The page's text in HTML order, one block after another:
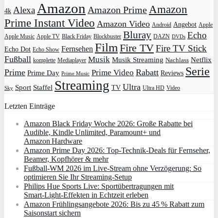
4k AlexaAmazon Amazon PrimeAmazon
Prime Instant Video Amazon Video Android Angebot Apple
Apple Music Apple TV Black Friday Blockbuster Bluray DAZN DVDs Echo
Echo Dot Echo Show Fernsehen FilmFire TVFire TV Stick
Fußball komplette Mediaplayer Musik Musik Streaming Nachlass Netflix
Prime Prime Day Prime Music Prime Video Rabatt Reviews Serie
Sky Sport Staffel Streaming TV Ultra Ultra HD Video
Letzten Einträge
Amazon Black Friday Woche 2026: Große Rabatte bei
Audible, Kindle Unlimited, Paramount+ und
Amazon Hardware
Amazon Prime Day 2026: Top-Technik-Deals für Fernseher,
Beamer, Kopfhörer & mehr
Fußball-WM 2026 im Live-Stream ohne Verzögerung: So
optimieren Sie Ihr Streaming-Setup
Philips Hue Sports Live: Sportübertragungen mit
Smart‑Light‑Effekten in Echtzeit erleben
Amazon Frühlingsangebote 2026: Bis zu 45 % Rabatt zum
Saisonstart sichern